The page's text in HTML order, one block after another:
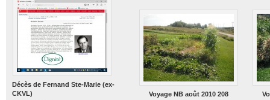
Décès de Fernand Ste-Marie (ex-
CKVL)
Voyage NB août 2010 208